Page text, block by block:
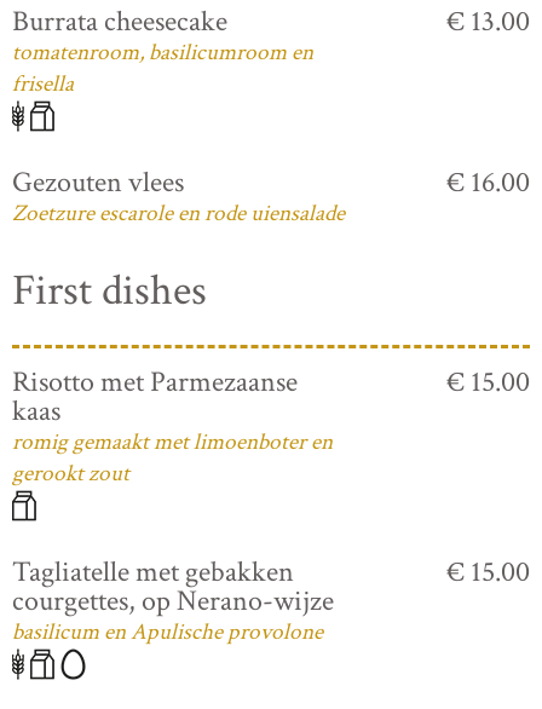
Burrata cheesecake
tomatenroom, basilicumroom en
frisella
€ 13.00
Gezouten vlees
Zoetzure escarole en rode uiensalade
€ 16.00
First dishes
Risotto met Parmezaanse
kaas
romig gemaakt met limoenboter en
gerookt zout
€ 15.00
Tagliatelle met gebakken
courgettes, op Nerano-wijze
basilicum en Apulische provolone
€ 15.00